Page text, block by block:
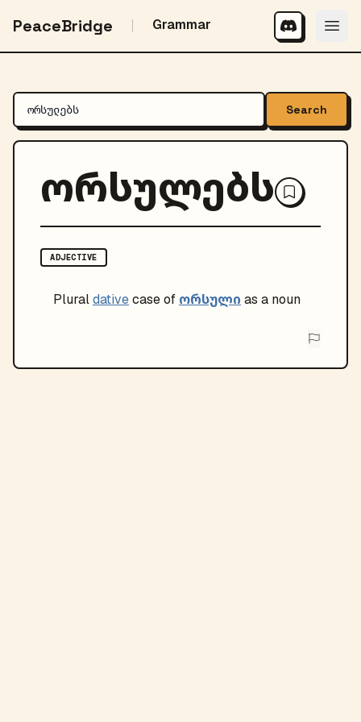
PeaceBridge Grammar
Search
ორსულებს
ADJECTIVE
Pluraldativecase of ორსული as a noun